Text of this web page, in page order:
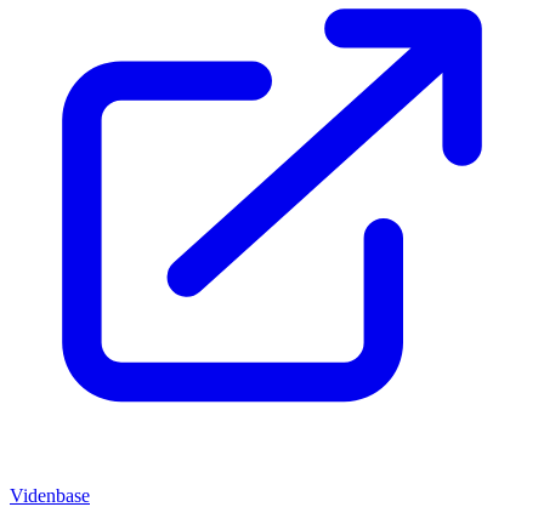
Videnbase